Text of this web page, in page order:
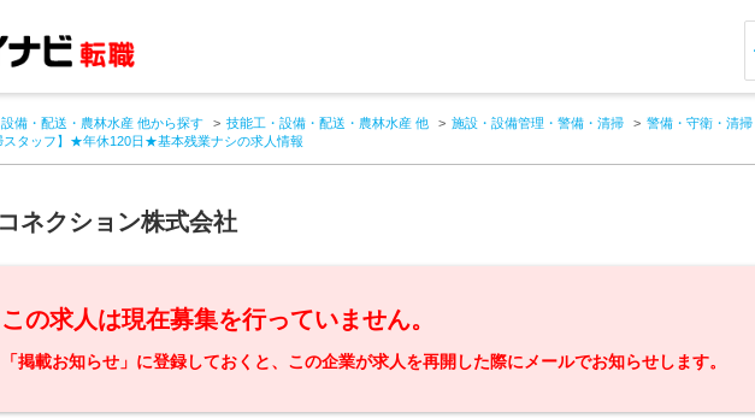
備・配送・農林水産 他から探す 技能工・設備・配送・農林水産 他 施設・設備管理・警備・清掃 警備・守衛・清掃
スタッフ】★年休120日★基本残業ナシの求人情報
ネクション株式会社
この求人は現在募集を行っていません。
「掲載お知らせ」に登録しておくと、この企業が求人を再開した際にメールでお知らせします。